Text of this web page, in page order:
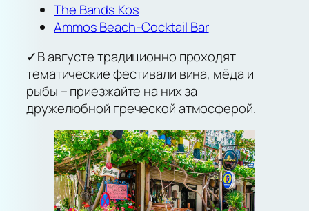
The Bands Kos
Ammos Beach-Cocktail Bar
✓В августе традиционно проходят
тематические фестивали вина, мёда и
рыбы – приезжайте на них за
дружелюбной греческой атмосферой.